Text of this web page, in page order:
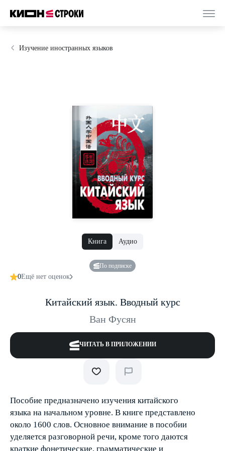
Изучение иностранных языков
Книга Аудио
По подписке
0Ещё нет оценок
Китайский язык. Вводный курс
Ван Фусян
ЧИТАТЬ В ПРИЛОЖЕНИИ
Пособие предназначено изучения китайского
языка на начальном уровне. В книге представлено
около 1600 слов. Основное внимание в пособии
уделяется разговорной речи, кроме того даются
краткие фонетические, грамматические и